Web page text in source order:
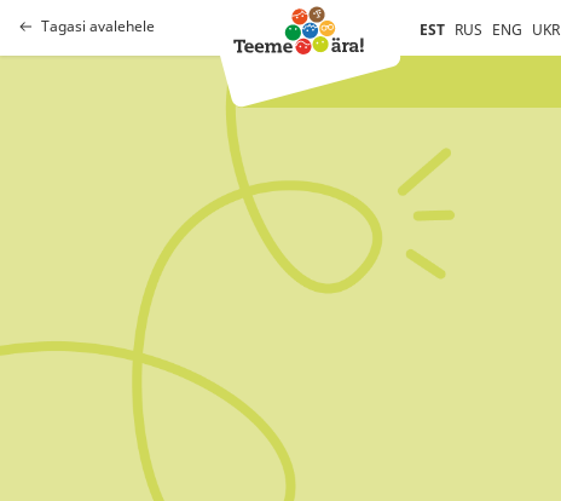
Tagasi avalehele EST RUS ENG UKR